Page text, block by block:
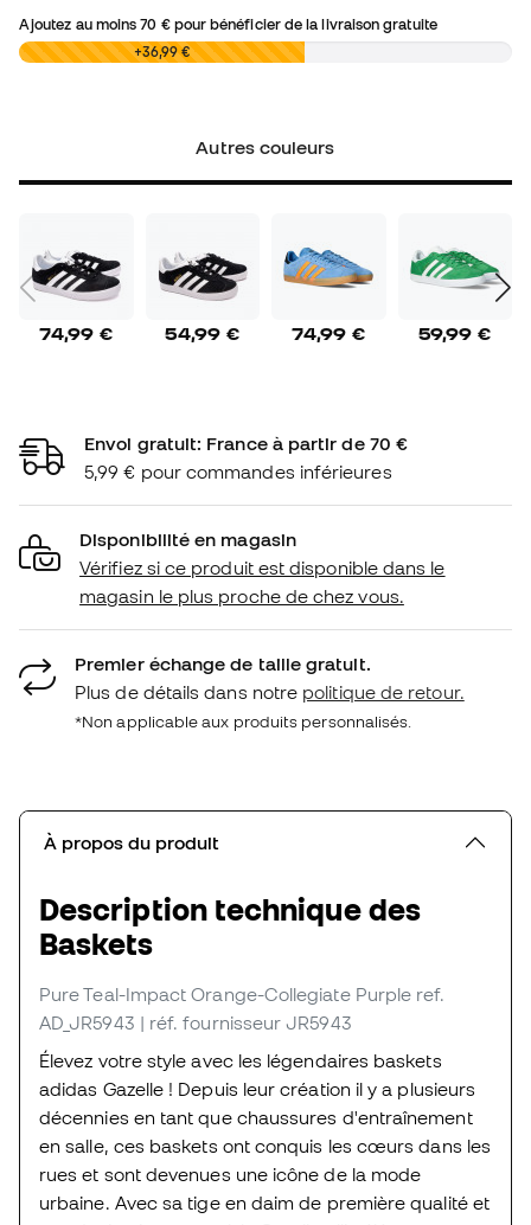
Ajoutez au moins70 €pour bénéficier de la livraison gratuite
0,00 € +36,99 €
Autres couleurs
74,99 € 54,99 € 74,99 € 59,99 €
Envoi gratuit: France à partir de 70 €
5,99 € pour commandes inférieures
Disponibilité en magasin
Vérifiez si ce produit est disponible dans le
magasin le plus proche de chez vous.
Premier échange de taille gratuit.
Plus de détails dans notre politique de retour.
*Non applicable aux produits personnalisés.
À propos du produit
Description technique des
Baskets
Pure Teal-Impact Orange-Collegiate Purple ref.
AD_JR5943 | réf. fournisseur JR5943
Élevez votre style avec les légendaires baskets
adidas Gazelle ! Depuis leur création il y a plusieurs
décennies en tant que chaussures d'entraînement
en salle, ces baskets ont conquis les cœurs dans les
rues et sont devenues une icône de la mode
urbaine. Avec sa tige en daim de première qualité et